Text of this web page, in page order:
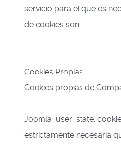
servicio para el que es
de cookies son:
Cookies Propias
Cookies propias de
Joomla_user_state:
estrictamente necesaria